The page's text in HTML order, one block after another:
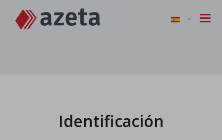
Identificación